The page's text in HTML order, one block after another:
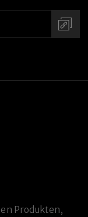
Produkten,